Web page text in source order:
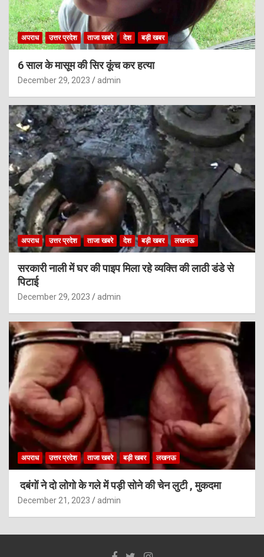
अपराध उत्तर प्रदेश ताजा खबरे देश बड़ी खबर
6 साल के मासूम की सिर कूंच कर हत्या
December 29, 2023 admin
अपराध उत्तर प्रदेश ताजा खबरे देश बड़ी खबर लखनऊ
सरकारी नाली में घर की पाइप मिला रहे व्यक्ति की लाठी डंडे से
पिटाई
December 29, 2023 admin
अपराध उत्तर प्रदेश ताजा खबरे बड़ी खबर लखनऊ
दबंगों ने दो लोगो के गले में पड़ी सोने की चेन लुटी , मुकदमा
December 21, 2023 admin